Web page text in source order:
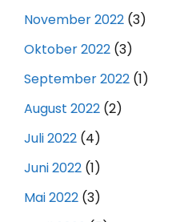
November 2022 (3)
Oktober 2022 (3)
September 2022 (1)
August 2022 (2)
Juli 2022 (4)
Juni 2022 (1)
Mai 2022 (3)